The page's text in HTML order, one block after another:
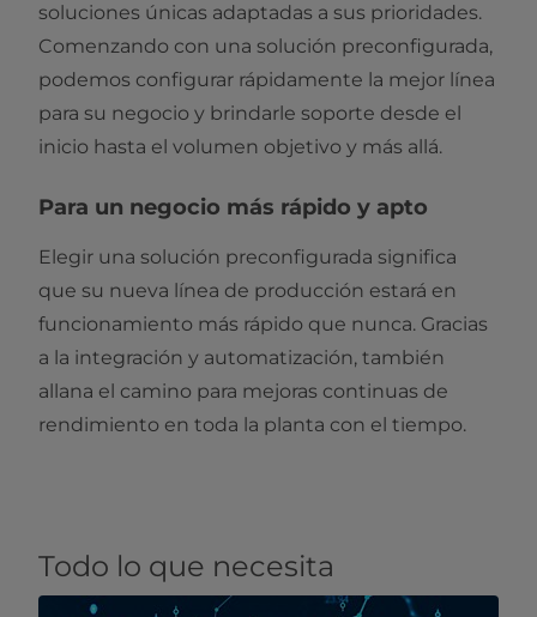
soluciones únicas adaptadas a sus prioridades.
Comenzando con una solución preconfigurada,
podemos configurar rápidamente la mejor línea
para su negocio y brindarle soporte desde el
inicio hasta el volumen objetivo y más allá.
Para un negocio más rápido y apto
Elegir una solución preconfigurada significa
que su nueva línea de producción estará en
funcionamiento más rápido que nunca. Gracias
a la integración y automatización, también
allana el camino para mejoras continuas de
rendimiento en toda la planta con el tiempo.
Todo lo que necesita